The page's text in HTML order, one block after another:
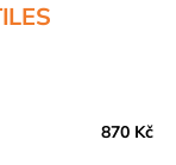
870 Kč